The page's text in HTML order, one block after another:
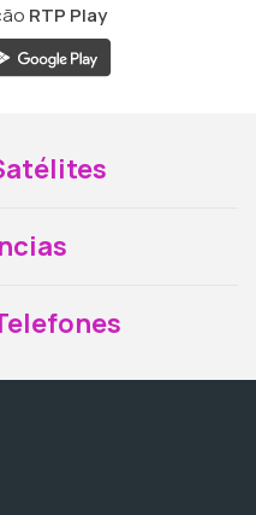
RTP Play